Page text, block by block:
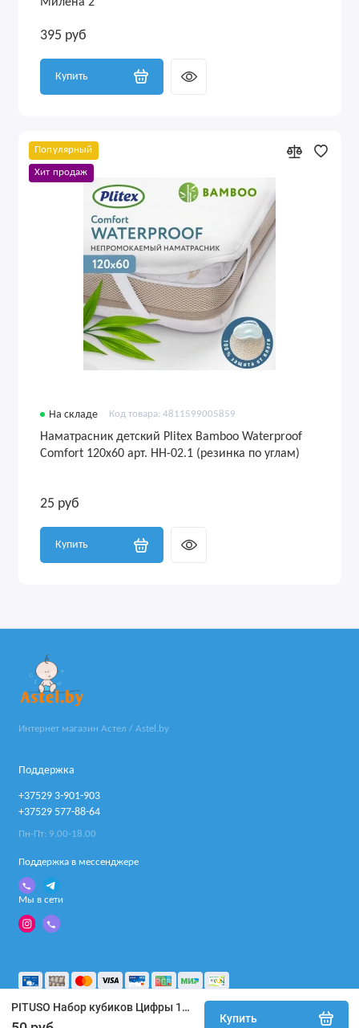
PITUSO Набор кубиков Цифры 12 шт. K999-225
Купить
395 руб
Купить
Популярный
Хит продаж
На складе Код товара: 4811599005859
Наматрасник детский Plitex Bamboo Waterproof
Comfort 120х60 арт. НН-02.1 (резинка по углам)
25 руб
Купить
Интернет магазин Астел / Astel.by
Поддержка
+37529 3-901-903
+37529 577-88-64
Пн-Пт: 9.00-18.00
Поддержка в мессенджере
Мы в сети